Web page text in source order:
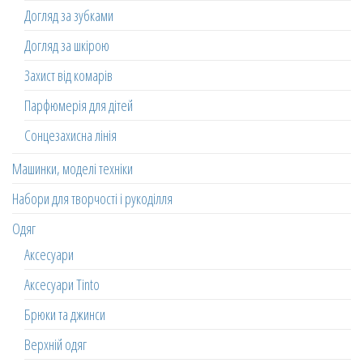
Догляд за зубками
Догляд за шкірою
Захист від комарів
Парфюмерія для дітей
Сонцезахисна лінія
Машинки, моделі техніки
Набори для творчості і рукоділля
Одяг
Аксесуари
Аксесуари Tinto
Брюки та джинси
Верхній одяг